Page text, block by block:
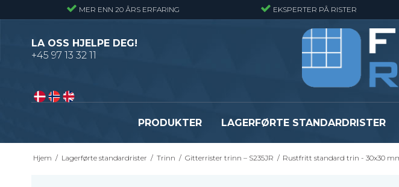
MER ENN 20 ÅRS ERFARING EKSPERTER PÅ RISTER
LA OSS HJELPE DEG!
+45 97 13 32 11
PRODUKTER
Pressveiset gitterrister – Alminnelig
Gitterrister trinn – S235JR
Gitterrister matter
LAGERFØRTE STANDARDRISTER
Hjem / Lagerførte standardrister / Trinn / Gitterrister trinn – S235JR / Rustfritt standard trin - 30x30